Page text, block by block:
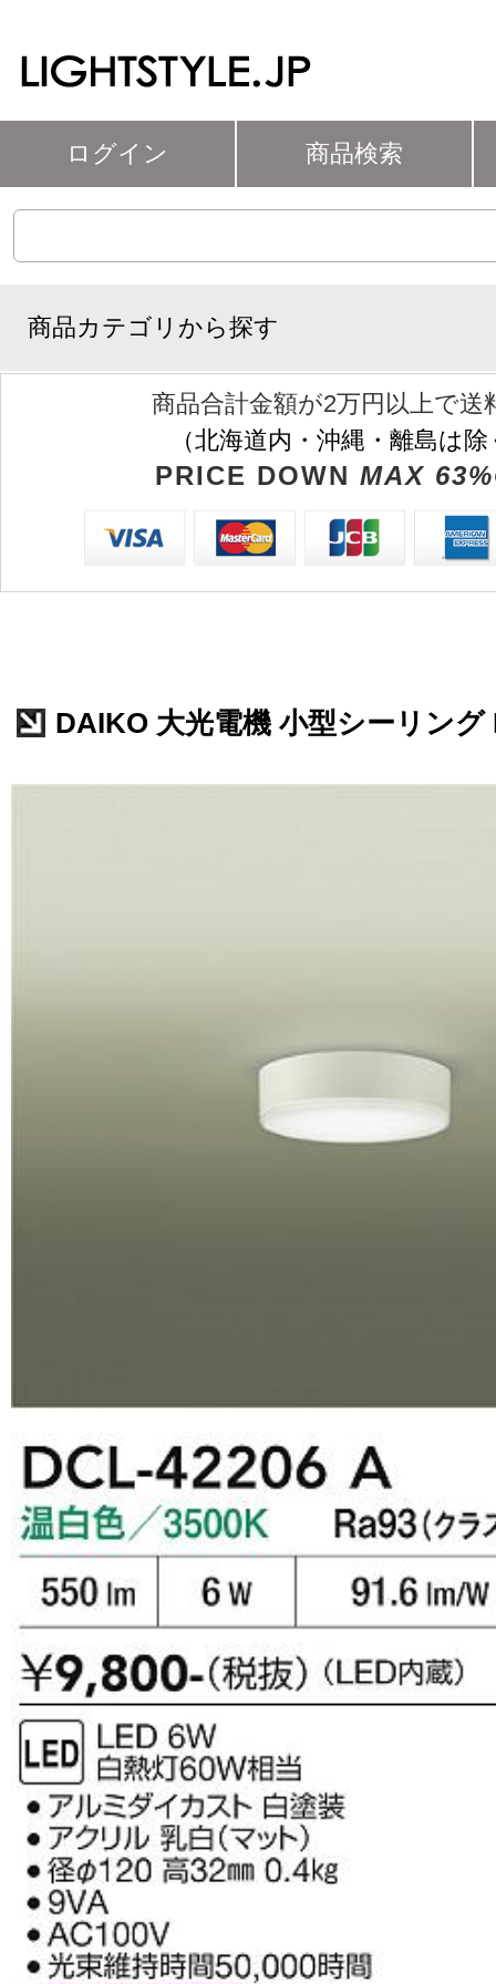
ログイン 商品検索
商品カテゴリから探す
商品合計金額が2万円以上で送
（北海道内・沖縄・離島は
PRICE DOWN MAX
DAIKO 大光電機 小型シーリング